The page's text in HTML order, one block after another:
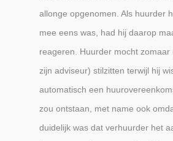
allonge opgenomen. Als huurder
mee eens was, had hij daarop
reageren. Huurder mocht zomaar
zijn adviseur) stilzitten terwijl hij
automatisch een
zou ontstaan, met name ook
duidelijk was dat verhuurder het